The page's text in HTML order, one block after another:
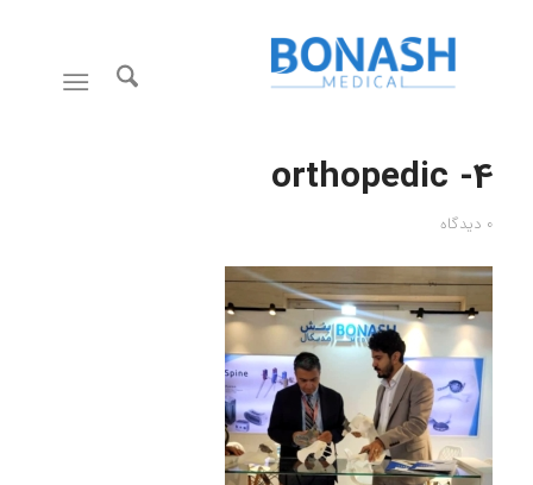
orthopedic -4
0 دیدگاه